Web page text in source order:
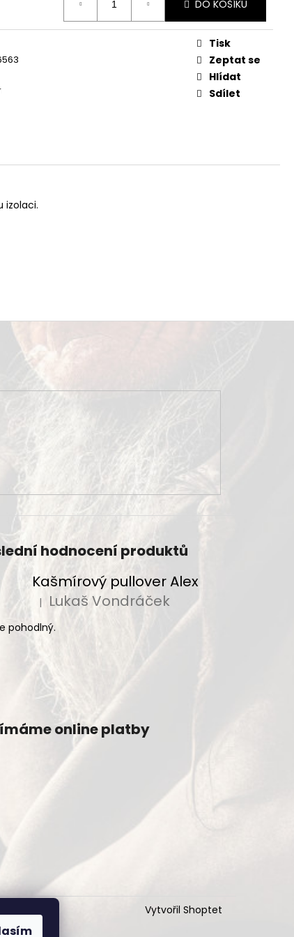
DO KOŠÍKU
Tisk
Zeptat se
Hlídat
Sdílet
izolaci.
hodnocení produktů
Kašmírový pullover Alex
Hodnocení produktu je 5 z 5 hvězdiček.
| Lukaš Vondráček
pohodlný.
online platby
Vytvořil Shoptet